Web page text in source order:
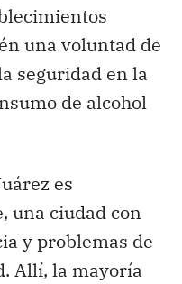
una voluntad de
seguridad en la
de alcohol
es
una ciudad con
y problemas de
Allí, la mayoría